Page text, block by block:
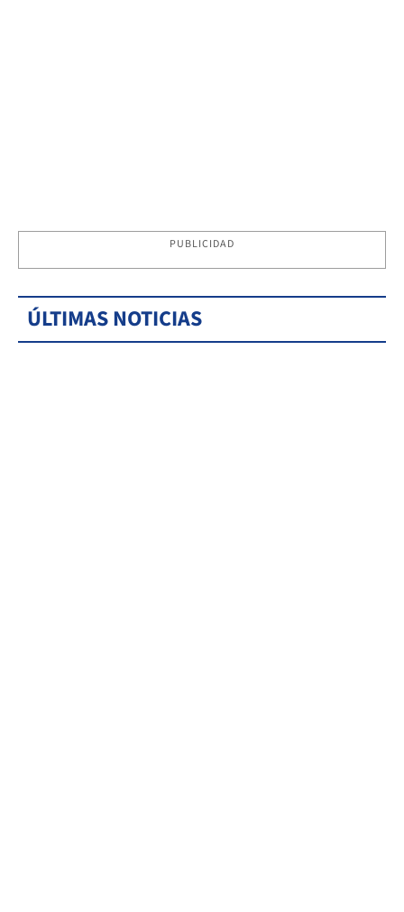
PUBLICIDAD
ÚLTIMAS NOTICIAS